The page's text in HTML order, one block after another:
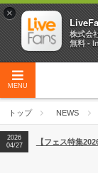
MENU
トップ NEWS
2026
04/27
2026
【ライブ動員ラ
2026
04/27
【フェス特集
×
株式会
無料 -